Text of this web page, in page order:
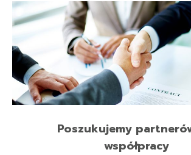
Poszukujemy
współpracy